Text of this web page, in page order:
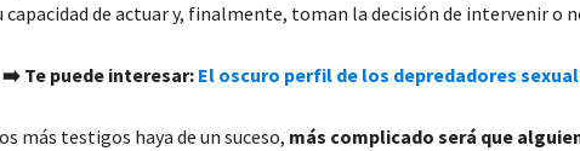
capacidad de actuar y, finalmente, toman la decisión de intervenir o
➡️ Te puede interesar: El oscuro perfil de los depredadores
más testigos haya de un suceso, más complicado será que